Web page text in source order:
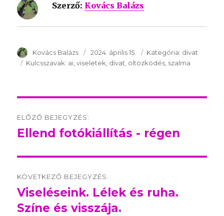
Szerző: Kovács Balázs
SzerzÅ
Kovács Balázs Közzétéve:
2024. április 15. Kategória: Kategória:
divat
Kulcsszavak: Kulcsszavak:
ai viseletek divat öltözködés szalma
navigation
ELŐZŐ BEJEGYZÉS:
Előző
Ellend fotókiállítás - régen
KÖVETKEZŐ BEJEGYZÉS:
Következő
bejegyzés:
Viseléseink. Lélek és ruha.
Színe és visszája.